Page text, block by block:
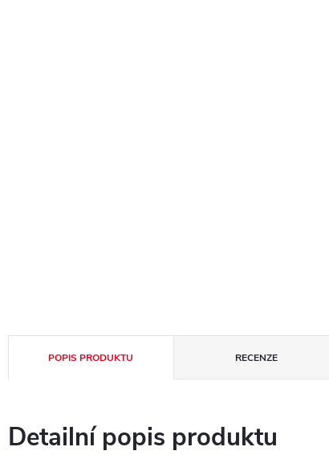
POPIS PRODUKTU RECENZE
Detailní popis produktu